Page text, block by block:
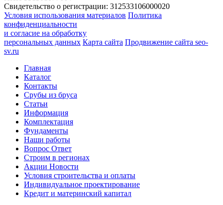
Свидетельство о регистрации: 312533106000020
Условия использования материалов Политика
конфиденциальности
и согласие на обработку
персональных данных Карта сайта Продвижение сайта seo-
sv.ru
Главная
Каталог
Контакты
Срубы из бруса
Статьи
Информация
Комплектация
Фундаменты
Наши работы
Вопрос Ответ
Строим в регионах
Акции Новости
Условия строительства и оплаты
Индивидуальное проектирование
Кредит и материнский капитал